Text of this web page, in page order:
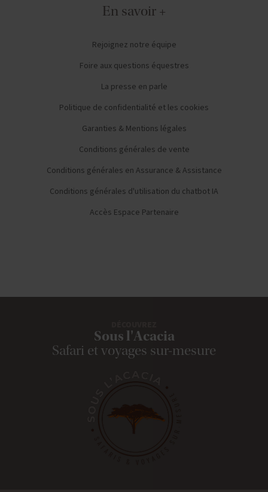
En savoir +
Rejoignez notre équipe
Foire aux questions équestres
La presse en parle
Politique de confidentialité et les cookies
Garanties & Mentions légales
Conditions générales de vente
Conditions générales en Assurance & Assistance
Conditions générales d'utilisation du chatbot IA
Accès Espace Partenaire
Sous l'Acacia
Safari et voyages sur-mesure